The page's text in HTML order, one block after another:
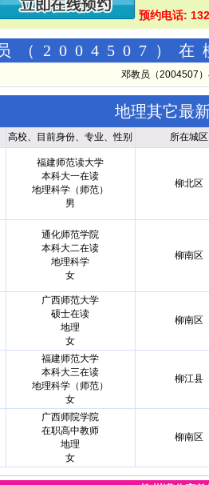
预约电话:
（2004507）在
邓教员（2004507
地理其它最
高校、目前身份、专业、性别 所在城区
福建师范读大学
本科大一在读
地理科学（师范）
男
柳北区
通化师范学院
本科大二在读
地理科学
女
柳南区
广西师范大学
硕士在读
地理
女
柳南区
福建师范大学
本科大三在读
地理科学（师范）
女
柳江县
广西师院学院
在职高中教师
地理
女
柳南区